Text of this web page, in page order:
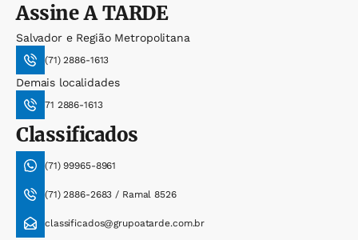
AssineA TARDE
Salvador e Região Metropolitana
(71) 2886-1613
Demais localidades
71 2886-1613
Classificados
(71) 99965-8961
(71) 2886-2683 / Ramal 8526
classificados@grupoatarde.com.br